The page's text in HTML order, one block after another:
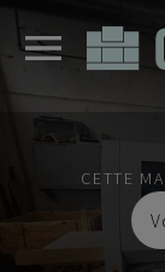
CETTE